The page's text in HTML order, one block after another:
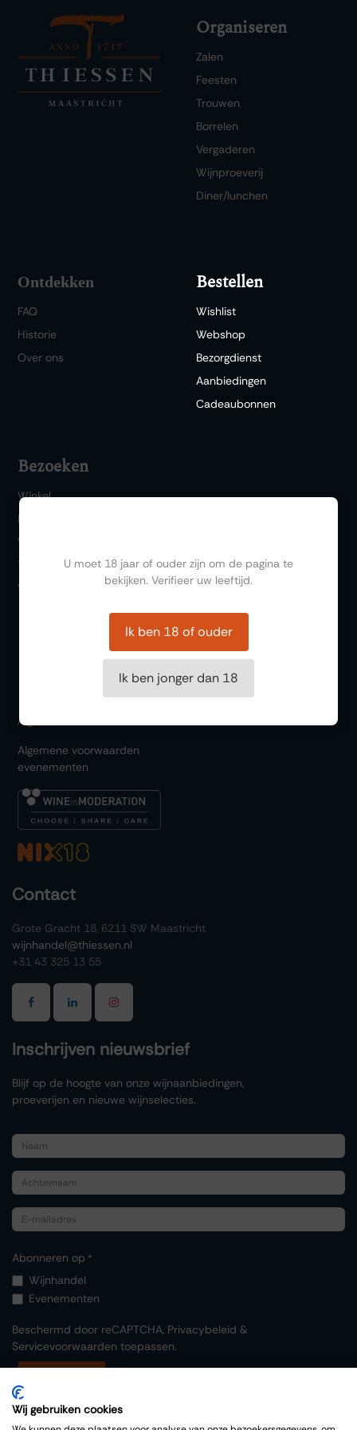
Organiseren
Zalen
Feesten
Trouwen
Borrelen
Vergaderen
Wijnproeverij
Diner/lunchen
Ontdekken
FAQ
Historie
Over ons
Bestellen
Wishlist
Webshop
Bezorgdienst
Aanbiedingen
Cadeaubonnen
Bezoeken
Winkel
Bar 1717
Wijn & Spijs
Thema events
Wijnproeverij
Algemene voorwaarden
Algemene voorwaarden
evenementen
Contact
Grote Gracht 18, 6211 SW Maastricht
wijnhandel@thiessen.nl
+31 43 325 13 55
Inschrijven nieuwsbrief
Blijf op de hoogte van onze wijnaanbiedingen,
proeverijen en nieuwe wijnselecties.
Abonneren op *
Wijnhandel
Evenementen
Beschermd door reCAPTCHA, Privacybeleid &
Servicevoorwaarden toepassen.
U moet 18 jaar of ouder zijn om de pagina te
bekijken. Verifieer uw leeftijd.
Ik ben 18 of ouder
Ik ben jonger dan 18
Wij gebruiken cookies